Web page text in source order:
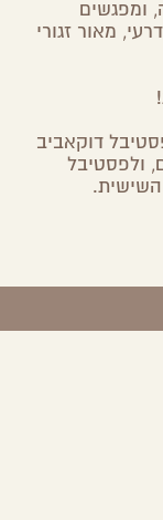
ומפגשים
מאור זגורי
דוקאביב
בתל־אביב מזה 16 שנים, ולפסטיבל